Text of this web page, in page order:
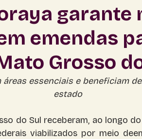
Baytaporã Bela Vista
garante
emendas
Grosso
essenciais e beneficiam
estado
do Sul receberam, ao longo
viabilizados por meio